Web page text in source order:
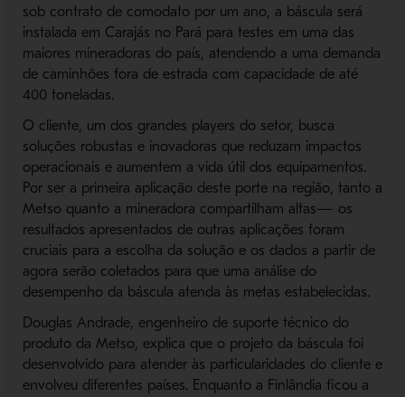
sob contrato de comodato por um ano, a báscula será
instalada em Carajás no Pará para testes em uma das
maiores mineradoras do país, atendendo a uma demanda
de caminhões fora de estrada com capacidade de até
400 toneladas.
O cliente, um dos grandes players do setor, busca
soluções robustas e inovadoras que reduzam impactos
operacionais e aumentem a vida útil dos equipamentos.
Por ser a primeira aplicação deste porte na região, tanto a
Metso quanto a mineradora compartilham altas— os
resultados apresentados de outras aplicações foram
cruciais para a escolha da solução e os dados a partir de
agora serão coletados para que uma análise do
desempenho da báscula atenda às metas estabelecidas.
Douglas Andrade, engenheiro de suporte técnico do
produto da Metso, explica que o projeto da báscula foi
desenvolvido para atender às particularidades do cliente e
envolveu diferentes países. Enquanto a Finlândia ficou a